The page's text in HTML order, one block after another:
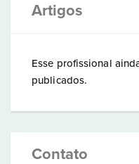
Artigos
Esse profissional
publicados.
Contato